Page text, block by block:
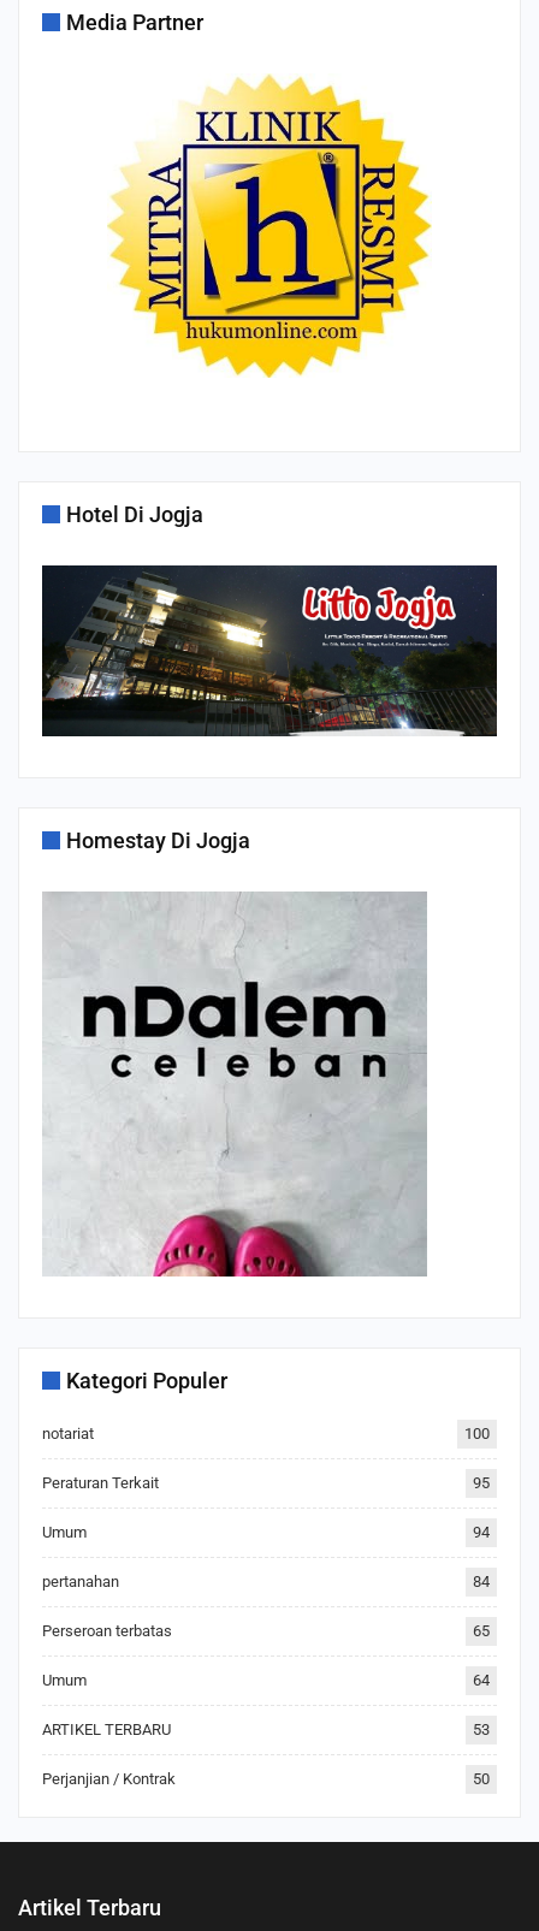
Media Partner
Hotel Di Jogja
Homestay Di Jogja
Kategori Populer
notariat 100
Peraturan Terkait 95
Umum 94
pertanahan 84
Perseroan terbatas 65
Umum 64
ARTIKEL TERBARU 53
Perjanjian / Kontrak 50
Artikel Terbaru